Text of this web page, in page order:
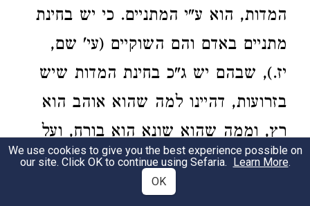
המדות, הוא ע"י המתניים. כי יש בחינת
מתניים באדם והם השוקיים (עי' שם,
יז.), שבהם יש ג"כ בחינת המדות שיש
בזרועות, דהיינו למה שהוא אוהב הוא
רץ, וממה שהוא שונא הוא בורח, ועל
כן נקרא 'מתניים' מלשון משנה,
שנישנית פעם ב' מה שיש בזרועות, והם
We use cookies to give you the best experience possible on
our site. Click OK to continue using Sefaria. Learn More.
OK